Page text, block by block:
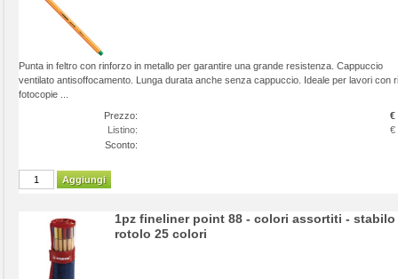
Punta in feltro con rinforzo in metallo per garantire una grande resistenza. Cappuccio
ventilato antisoffocamento. Lunga durata anche senza cappuccio. Ideale per lavori con
fotocopie ...
Prezzo:
€
Listino:
€
Sconto:
Aggiungi
1pz fineliner point 88 - colori assortiti - stabilo
rotolo 25 colori